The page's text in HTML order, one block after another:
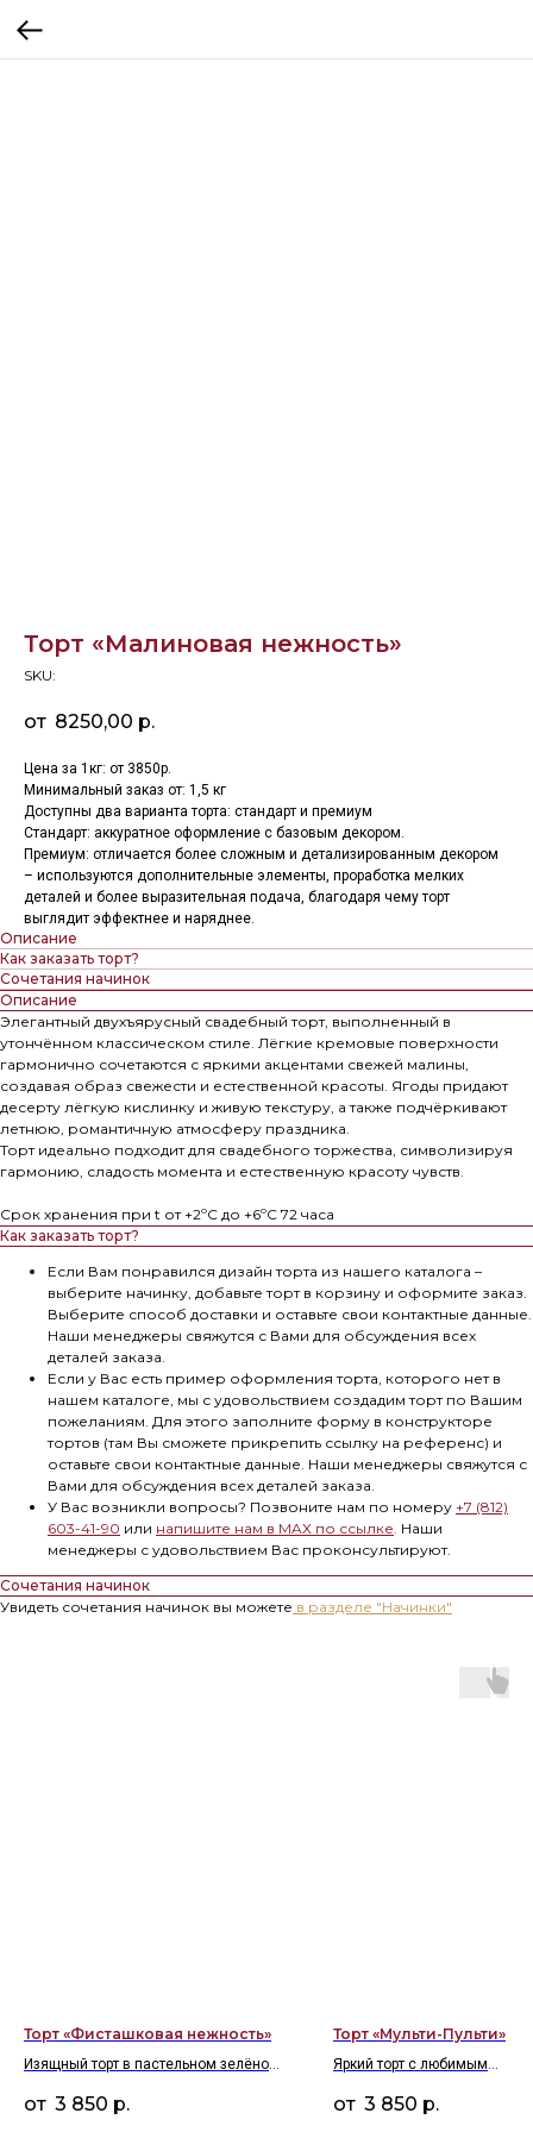
Торт «Малиновая нежность»
SKU:
8250,00 р.
Цена за 1кг: от 3850р.
Минимальный заказ от: 1,5 кг
Доступны два варианта торта: стандарт и премиум
Стандарт: аккуратное оформление с базовым декором.
Премиум: отличается более сложным и детализированным декором
– используются дополнительные элементы, проработка мелких
деталей и более выразительная подача, благодаря чему торт
выглядит эффектнее и наряднее.
Описание
Как заказать торт?
Сочетания начинок
Описание
Элегантный двухъярусный свадебный торт, выполненный в
утончённом классическом стиле. Лёгкие кремовые поверхности
гармонично сочетаются с яркими акцентами свежей малины,
создавая образ свежести и естественной красоты. Ягоды придают
десерту лёгкую кислинку и живую текстуру, а также подчёркивают
летнюю, романтичную атмосферу праздника.
Торт идеально подходит для свадебного торжества, символизируя
гармонию, сладость момента и естественную красоту чувств.
Срок хранения при t от +2ºС до +6ºС 72 часа
Как заказать торт?
Если Вам понравился дизайн торта из нашего каталога –
выберите начинку, добавьте торт в корзину и оформите заказ.
Выберите способ доставки и оставьте свои контактные данные.
Наши менеджеры свяжутся с Вами для обсуждения всех
деталей заказа.
Если у Вас есть пример оформления торта, которого нет в
нашем каталоге, мы с удовольствием создадим торт по Вашим
пожеланиям. Для этого заполните форму в конструкторе
тортов (там Вы сможете прикрепить ссылку на референс) и
оставьте свои контактные данные. Наши менеджеры свяжутся с
Вами для обсуждения всех деталей заказа.
У Вас возникли вопросы? Позвоните нам по номеру +7 (812)
603-41-90 или напишите нам в MAX по ссылке. Наши
менеджеры с удовольствием Вас проконсультируют.
Сочетания начинок
Увидеть сочетания начинок вы можете в разделе "Начинки"
Торт «Фисташковая нежность»
Изящный торт в пастельном зелёном
декором в винтажном стиле
3 850 р.
Торт «Мульти-Пульти»
Яркий торт с любимым
украшенный свежими
3 850 р.